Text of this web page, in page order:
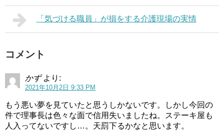
「気づける職員」が損をする介護現場の実情
コメント
かず より:
2021年10月2日 9:33 PM
もう悪い夢を見ていたと思うしかないです。しかし今回の
件で理事長は色々な面で信用失いましたね。ステーキ屋も
人入ってないですし…。天罰下るかなと思います。